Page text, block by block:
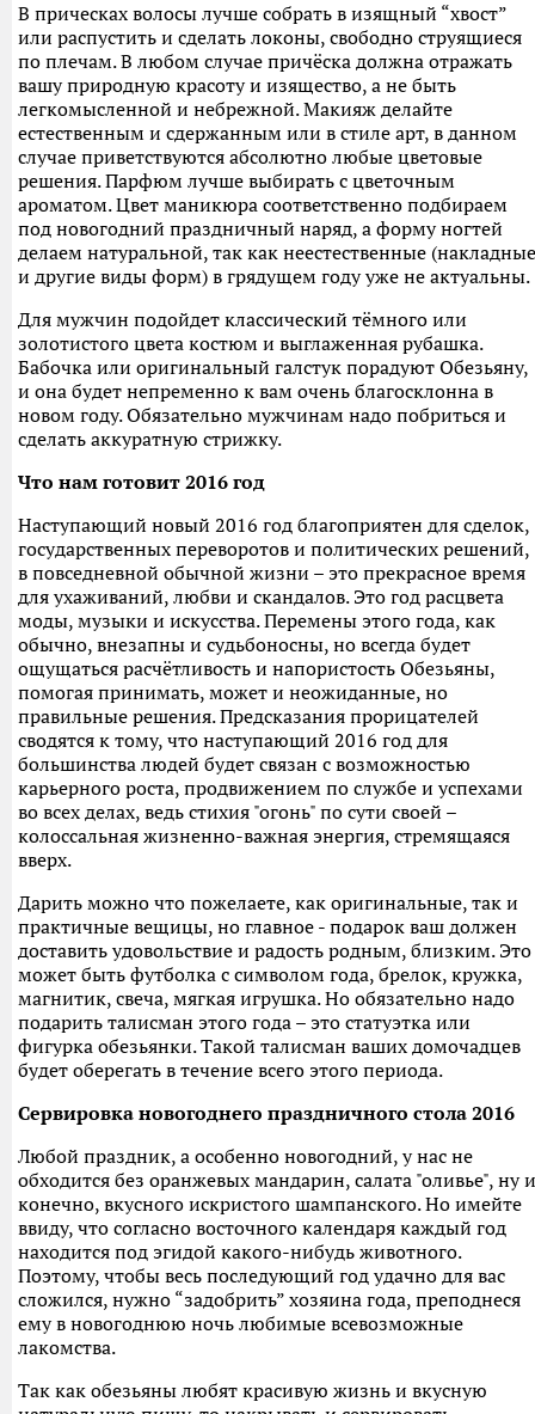
В прическах волосы лучше собрать в изящный “хвост”
или распустить и сделать локоны, свободно струящиеся
по плечам. В любом случае причёска должна отражать
вашу природную красоту и изящество, а не быть
легкомысленной и небрежной. Макияж делайте
естественным и сдержанным или в стиле арт, в данном
случае приветствуются абсолютно любые цветовые
решения. Парфюм лучше выбирать с цветочным
ароматом. Цвет маникюра соответственно подбираем
под новогодний праздничный наряд, а форму ногтей
делаем натуральной, так как неестественные (накладные
и другие виды форм) в грядущем году уже не актуальны.
Для мужчин подойдет классический тёмного или
золотистого цвета костюм и выглаженная рубашка.
Бабочка или оригинальный галстук порадуют Обезьяну,
и она будет непременно к вам очень благосклонна в
новом году. Обязательно мужчинам надо побриться и
сделать аккуратную стрижку.
Что нам готовит 2016 год
Наступающий новый 2016 год благоприятен для сделок,
государственных переворотов и политических решений,
в повседневной обычной жизни – это прекрасное время
для ухаживаний, любви и скандалов. Это год расцвета
моды, музыки и искусства. Перемены этого года, как
обычно, внезапны и судьбоносны, но всегда будет
ощущаться расчётливость и напористость Обезьяны,
помогая принимать, может и неожиданные, но
правильные решения. Предсказания прорицателей
сводятся к тому, что наступающий 2016 год для
большинства людей будет связан с возможностью
карьерного роста, продвижением по службе и успехами
во всех делах, ведь стихия "огонь" по сути своей –
колоссальная жизненно-важная энергия, стремящаяся
вверх.
Дарить можно что пожелаете, как оригинальные, так и
практичные вещицы, но главное - подарок ваш должен
доставить удовольствие и радость родным, близким. Это
может быть футболка с символом года, брелок, кружка,
магнитик, свеча, мягкая игрушка. Но обязательно надо
подарить талисман этого года – это статуэтка или
фигурка обезьянки. Такой талисман ваших домочадцев
будет оберегать в течение всего этого периода.
Сервировка новогоднего праздничного стола 2016
Любой праздник, а особенно новогодний, у нас не
обходится без оранжевых мандарин, салата "оливье", ну
конечно, вкусного искристого шампанского. Но имейте
ввиду, что согласно восточного календаря каждый год
находится под эгидой какого-нибудь животного.
Поэтому, чтобы весь последующий год удачно для вас
сложился, нужно “задобрить” хозяина года, преподнеся
ему в новогоднюю ночь любимые всевозможные
лакомства.
Так как обезьяны любят красивую жизнь и вкусную